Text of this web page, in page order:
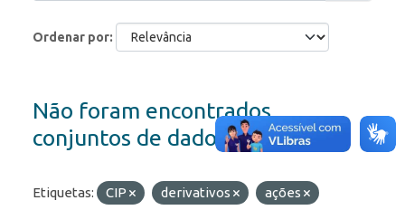
Ordenar por
Não foram encontrados
conjuntos de dados
Etiquetas: CIP derivativos
ações